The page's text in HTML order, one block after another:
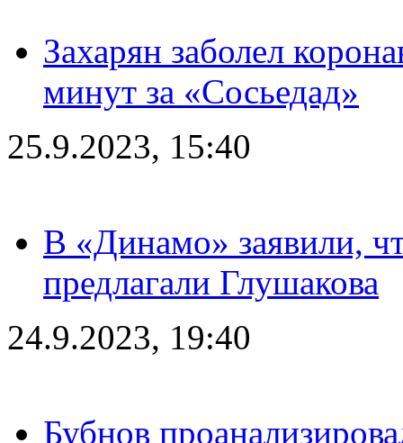
Захарян заболел
минут за «Сосьедад»
25.9.2023, 15:40
В «Динамо» заявили,
предлагали Глушакова
24.9.2023, 19:40
Бубнов